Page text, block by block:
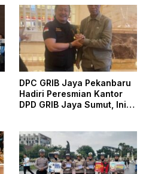
DPC GRIB Jaya Pekanbaru
Hadiri Peresmian Kantor
DPD GRIB Jaya Sumut, Ini